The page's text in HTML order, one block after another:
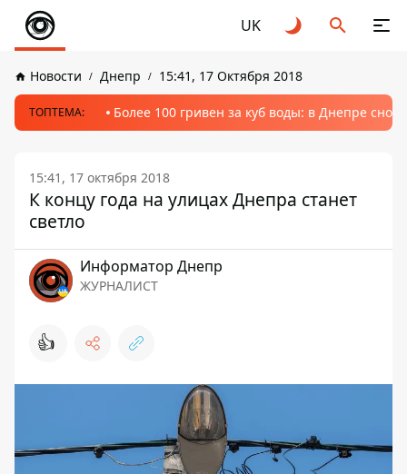
UK
Новости Днепр 15:41, 17 Октября 2018
ТОПТЕМА: Более 100 гривен за куб воды: в Днепре
15:41, 17 октября 2018
К концу года на улицах Днепра станет
светло
Информатор Днепр
ЖУРНАЛИСТ
👍